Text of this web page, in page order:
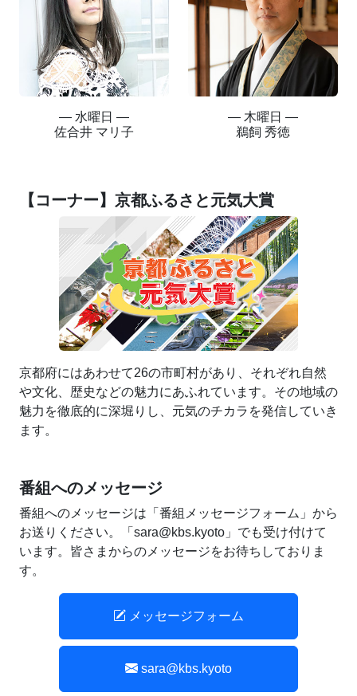
― 水曜日 ―
佐合井 マリ子
― 木曜日 ―
鵜飼 秀徳
【コーナー】京都ふるさと元気大賞
京都府にはあわせて26の市町村があり、それぞれ自然
や文化、歴史などの魅力にあふれています。その地域の
魅力を徹底的に深堀りし、元気のチカラを発信していき
ます。
番組へのメッセージ
番組へのメッセージは「番組メッセージフォーム」から
お送りください。「sara@kbs.kyoto」でも受け付けて
います。皆さまからのメッセージをお待ちしておりま
す。
メッセージフォーム
sara@kbs.kyoto